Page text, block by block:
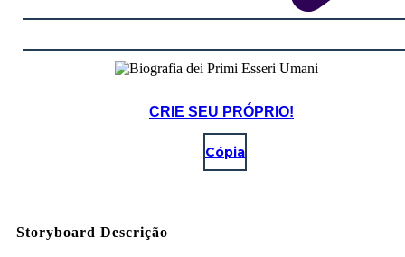
CRIE SEU PRÓPRIO!
Cópia
Storyboard Descrição